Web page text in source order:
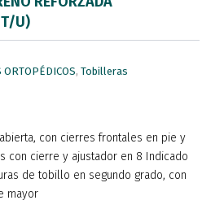
U)
ORTOPÉDICOS, Tobilleras
con cierres frontales en pie y
con cierre y ajustador en 8 Indicado
de tobillo en segundo grado, con
mayor